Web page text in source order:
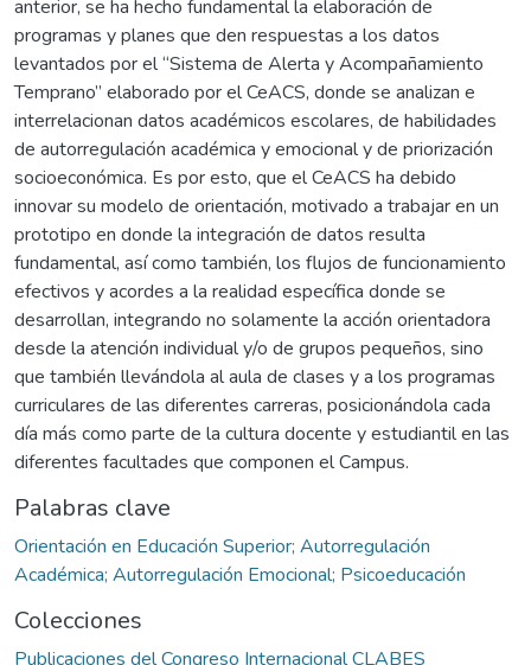
anterior, se ha hecho fundamental la elaboración de
programas y planes que den respuestas a los datos
levantados por el “Sistema de Alerta y Acompañamiento
Temprano” elaborado por el CeACS, donde se analizan e
interrelacionan datos académicos escolares, de habilidades
de autorregulación académica y emocional y de priorización
socioeconómica. Es por esto, que el CeACS ha debido
innovar su modelo de orientación, motivado a trabajar en un
prototipo en donde la integración de datos resulta
fundamental, así como también, los flujos de funcionamiento
efectivos y acordes a la realidad específica donde se
desarrollan, integrando no solamente la acción orientadora
desde la atención individual y/o de grupos pequeños, sino
que también llevándola al aula de clases y a los programas
curriculares de las diferentes carreras, posicionándola cada
día más como parte de la cultura docente y estudiantil en las
diferentes facultades que componen el Campus.
Palabras clave
Orientación en Educación Superior; Autorregulación
Académica; Autorregulación Emocional; Psicoeducación
Colecciones
Publicaciones del Congreso Internacional CLABES